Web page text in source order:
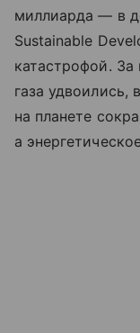
миллиарда — в
Sustainable
катастрофой. За
газа удвоились,
на планете
а